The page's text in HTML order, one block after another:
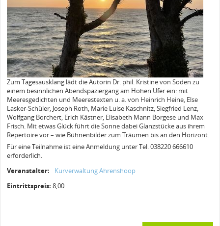
Zum Tagesausklang lädt die Autorin Dr. phil. Kristine von Soden zu
einem besinnlichen Abendspaziergang am Hohen Ufer ein: mit
Meeresgedichten und Meerestexten u. a. von Heinrich Heine, Else
Lasker-Schüler, Joseph Roth, Marie Luise Kaschnitz, Siegfried Lenz,
Wolfgang Borchert, Erich Kästner, Elisabeth Mann Borgese und Max
Frisch. Mit etwas Glück führt die Sonne dabei Glanzstücke aus ihrem
Repertoire vor – wie Bühnenbilder zum Träumen bis an den Horizont.
Für eine Teilnahme ist eine Anmeldung unter Tel. 038220 666610
erforderlich.
Veranstalter:
Kurverwaltung Ahrenshoop
Eintrittspreis: 8,00